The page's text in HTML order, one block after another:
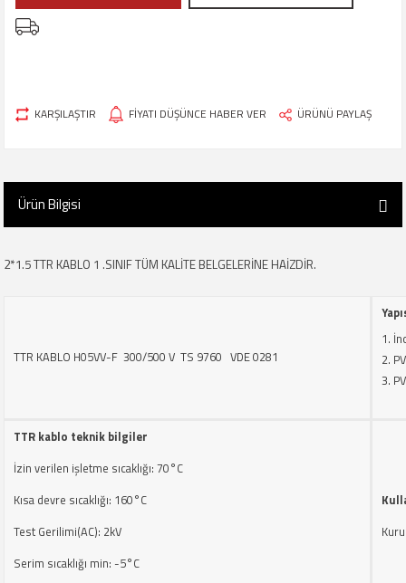
KARŞILAŞTIR FİYATI DÜŞÜNCE HABER VER ÜRÜNÜ PAYLAŞ
Ürün Bilgisi
2*1.5 TTR KABLO 1 .SINIF TÜM KALİTE BELGELERİNE HAİZDİR.
TTR KABLO H05VV-F 300/500 V TS 9760 VDE 0281
TTR kablo teknik bilgiler
İzin verilen işletme sıcaklığı: 70°C
Kısa devre sıcaklığı: 160°C
Test Gerilimi(AC): 2kV
Serim sıcaklığı min: -5°C